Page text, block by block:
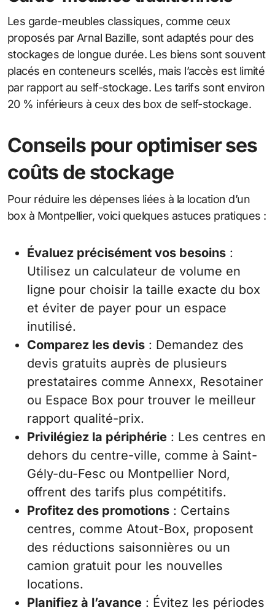
Les garde-meubles classiques, comme ceux
proposés par Arnal Bazille, sont adaptés pour des
stockages de longue durée. Les biens sont souvent
placés en conteneurs scellés, mais l’accès est limité
par rapport au self-stockage. Les tarifs sont environ
20 % inférieurs à ceux des box de self-stockage.
Conseils pour optimiser ses
coûts de stockage
Pour réduire les dépenses liées à la location d’un
box à Montpellier, voici quelques astuces pratiques :
Évaluez précisément vos besoins :
Utilisez un calculateur de volume en
ligne pour choisir la taille exacte du box
et éviter de payer pour un espace
inutilisé.
Comparez les devis : Demandez des
devis gratuits auprès de plusieurs
prestataires comme Annexx, Resotainer
ou Espace Box pour trouver le meilleur
rapport qualité-prix.
Privilégiez la périphérie : Les centres en
dehors du centre-ville, comme à Saint-
Gély-du-Fesc ou Montpellier Nord,
offrent des tarifs plus compétitifs.
Profitez des promotions : Certains
centres, comme Atout-Box, proposent
des réductions saisonnières ou un
camion gratuit pour les nouvelles
locations.
Planifiez à l’avance : Évitez les périodes